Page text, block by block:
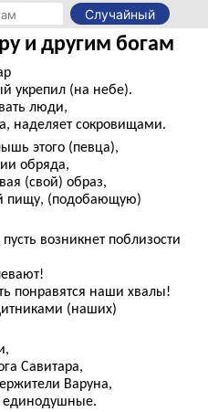
Случайный
и другим богам
укрепил (на небе).
люди,
наделяет сокровищами.
этого (певца),
обряда,
(свой) образ,
пищу, (подобающую)
возникнет поблизости
понравятся наши хвалы!
(наших)
Савитара,
Варуна,